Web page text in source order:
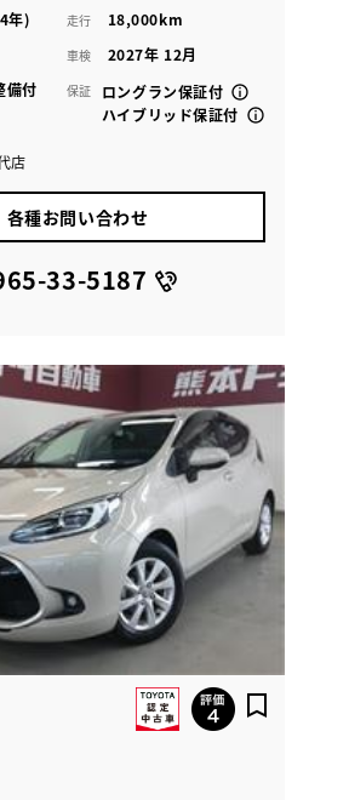
年) 走行 18,000km
車検 2027年 12月
備付 保証
ロングラン保証付
ハイブリッド保証付
店
各種お問い合わせ
33-5187